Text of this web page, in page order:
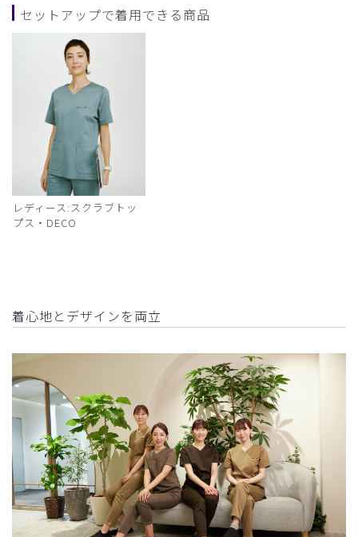
セットアップで着用できる商品
レディース:スクラブトッ
プス・DECO
着心地とデザインを両立